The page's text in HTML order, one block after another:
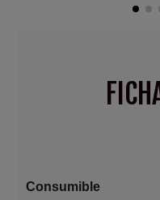
Consumible